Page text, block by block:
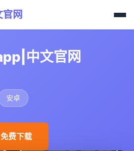
网
中文官网
安卓
费下载